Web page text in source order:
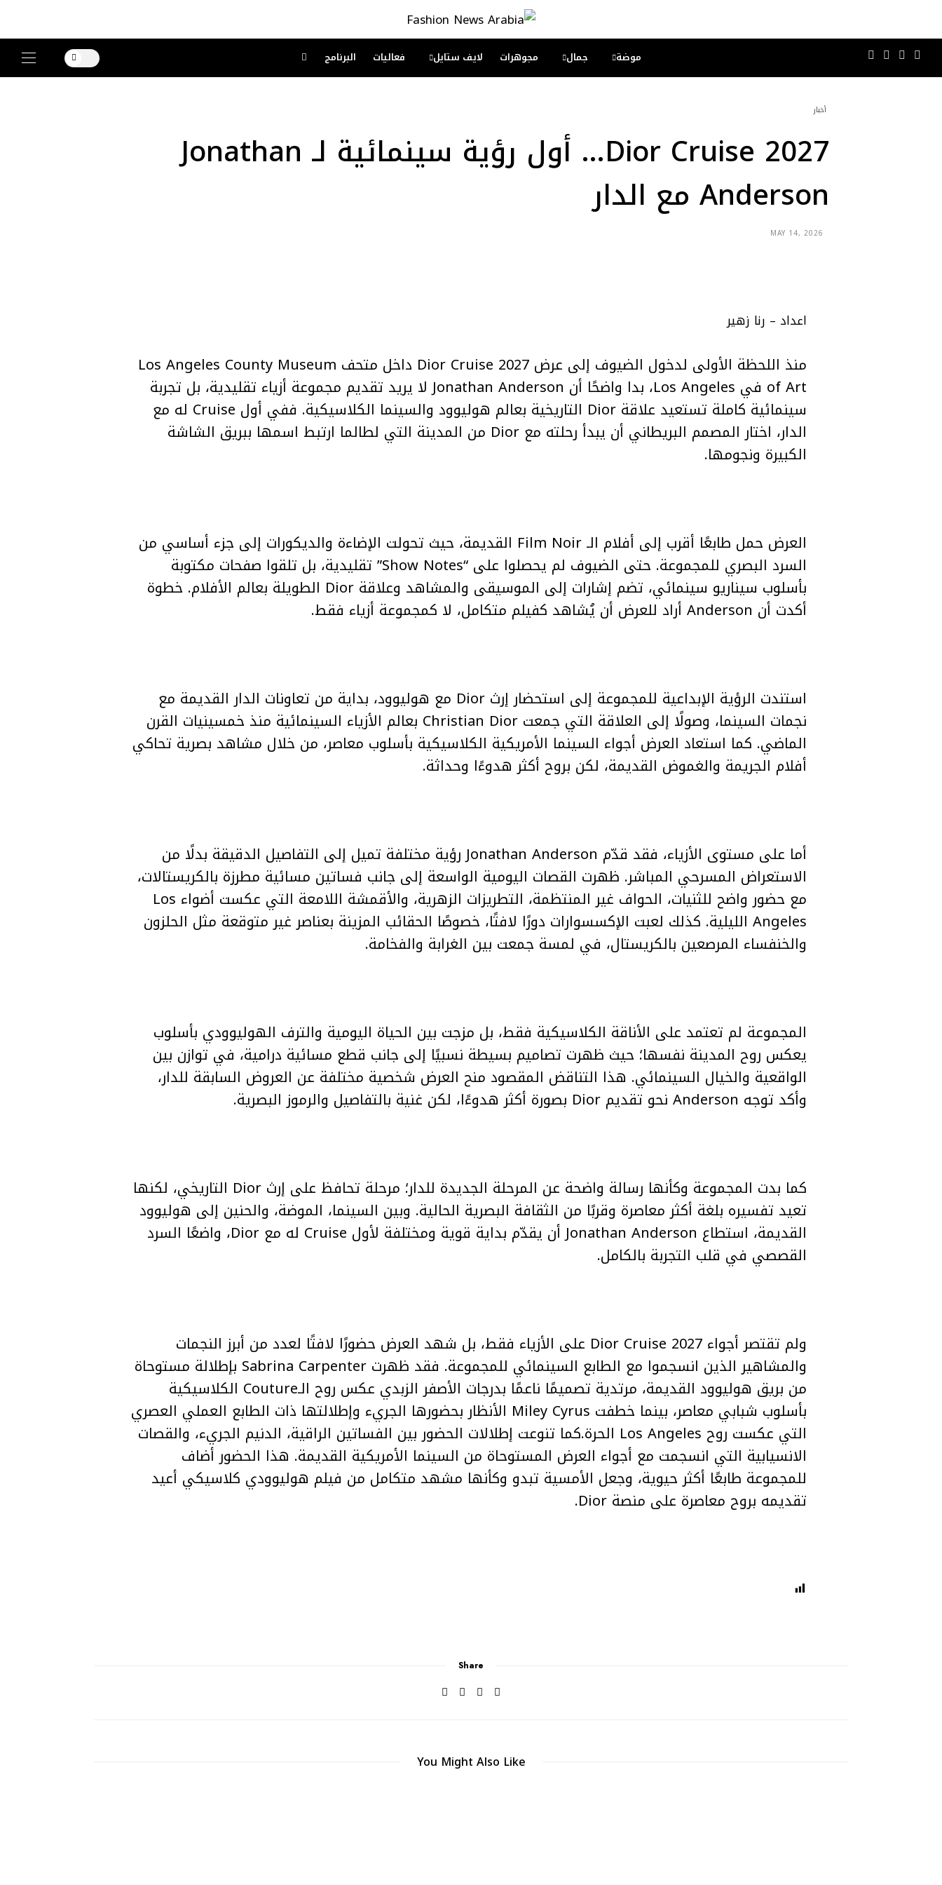
موضة جمال مجوهرات لايف ستايل فعاليات البرنامج
أخبار
Dior Cruise 2027… أول رؤية سينمائية لـ Jonathan
Anderson مع الدار
MAY 14, 2026
اعداد – رنا زهير
منذ اللحظة الأولى لدخول الضيوف إلى عرض Dior Cruise 2027 داخل متحف Los Angeles County Museum
of Art في Los Angeles، بدا واضحًا أن Jonathan Anderson لا يريد تقديم مجموعة أزياء تقليدية، بل تجربة
سينمائية كاملة تستعيد علاقة Dior التاريخية بعالم هوليوود والسينما الكلاسيكية. ففي أول Cruise له مع
الدار، اختار المصمم البريطاني أن يبدأ رحلته مع Dior من المدينة التي لطالما ارتبط اسمها ببريق الشاشة
الكبيرة ونجومها.
العرض حمل طابعًا أقرب إلى أفلام الـ Film Noir القديمة، حيث تحولت الإضاءة والديكورات إلى جزء أساسي من
السرد البصري للمجموعة. حتى الضيوف لم يحصلوا على “Show Notes” تقليدية، بل تلقوا صفحات مكتوبة
بأسلوب سيناريو سينمائي، تضم إشارات إلى الموسيقى والمشاهد وعلاقة Dior الطويلة بعالم الأفلام. خطوة
أكدت أن Anderson أراد للعرض أن يُشاهد كفيلم متكامل، لا كمجموعة أزياء فقط.
استندت الرؤية الإبداعية للمجموعة إلى استحضار إرث Dior مع هوليوود، بداية من تعاونات الدار القديمة مع
نجمات السينما، وصولًا إلى العلاقة التي جمعت Christian Dior بعالم الأزياء السينمائية منذ خمسينيات القرن
الماضي. كما استعاد العرض أجواء السينما الأمريكية الكلاسيكية بأسلوب معاصر، من خلال مشاهد بصرية تحاكي
أفلام الجريمة والغموض القديمة، لكن بروح أكثر هدوءًا وحداثة.
أما على مستوى الأزياء، فقد قدّم Jonathan Anderson رؤية مختلفة تميل إلى التفاصيل الدقيقة بدلًا من
الاستعراض المسرحي المباشر. ظهرت القصات اليومية الواسعة إلى جانب فساتين مسائية مطرزة بالكريستالات،
مع حضور واضح للثنيات، الحواف غير المنتظمة، التطريزات الزهرية، والأقمشة اللامعة التي عكست أضواء Los
Angeles الليلية. كذلك لعبت الإكسسوارات دورًا لافتًا، خصوصًا الحقائب المزينة بعناصر غير متوقعة مثل الحلزون
والخنفساء المرصعين بالكريستال، في لمسة جمعت بين الغرابة والفخامة.
المجموعة لم تعتمد على الأناقة الكلاسيكية فقط، بل مزجت بين الحياة اليومية والترف الهوليوودي بأسلوب
يعكس روح المدينة نفسها؛ حيث ظهرت تصاميم بسيطة نسبيًا إلى جانب قطع مسائية درامية، في توازن بين
الواقعية والخيال السينمائي. هذا التناقض المقصود منح العرض شخصية مختلفة عن العروض السابقة للدار،
وأكد توجه Anderson نحو تقديم Dior بصورة أكثر هدوءًا، لكن غنية بالتفاصيل والرموز البصرية.
كما بدت المجموعة وكأنها رسالة واضحة عن المرحلة الجديدة للدار؛ مرحلة تحافظ على إرث Dior التاريخي، لكنها
تعيد تفسيره بلغة أكثر معاصرة وقربًا من الثقافة البصرية الحالية. وبين السينما، الموضة، والحنين إلى هوليوود
القديمة، استطاع Jonathan Anderson أن يقدّم بداية قوية ومختلفة لأول Cruise له مع Dior، واضعًا السرد
القصصي في قلب التجربة بالكامل.
ولم تقتصر أجواء Dior Cruise 2027 على الأزياء فقط، بل شهد العرض حضورًا لافتًا لعدد من أبرز النجمات
والمشاهير الذين انسجموا مع الطابع السينمائي للمجموعة. فقد ظهرت Sabrina Carpenter بإطلالة مستوحاة
من بريق هوليوود القديمة، مرتدية تصميمًا ناعمًا بدرجات الأصفر الزبدي عكس روح الـCouture الكلاسيكية
بأسلوب شبابي معاصر، بينما خطفت Miley Cyrus الأنظار بحضورها الجريء وإطلالتها ذات الطابع العملي العصري
التي عكست روح Los Angeles الحرة.كما تنوعت إطلالات الحضور بين الفساتين الراقية، الدنيم الجريء، والقصات
الانسيابية التي انسجمت مع أجواء العرض المستوحاة من السينما الأمريكية القديمة. هذا الحضور أضاف
للمجموعة طابعًا أكثر حيوية، وجعل الأمسية تبدو وكأنها مشهد متكامل من فيلم هوليوودي كلاسيكي أعيد
تقديمه بروح معاصرة على منصة Dior.
Share
You Might Also Like